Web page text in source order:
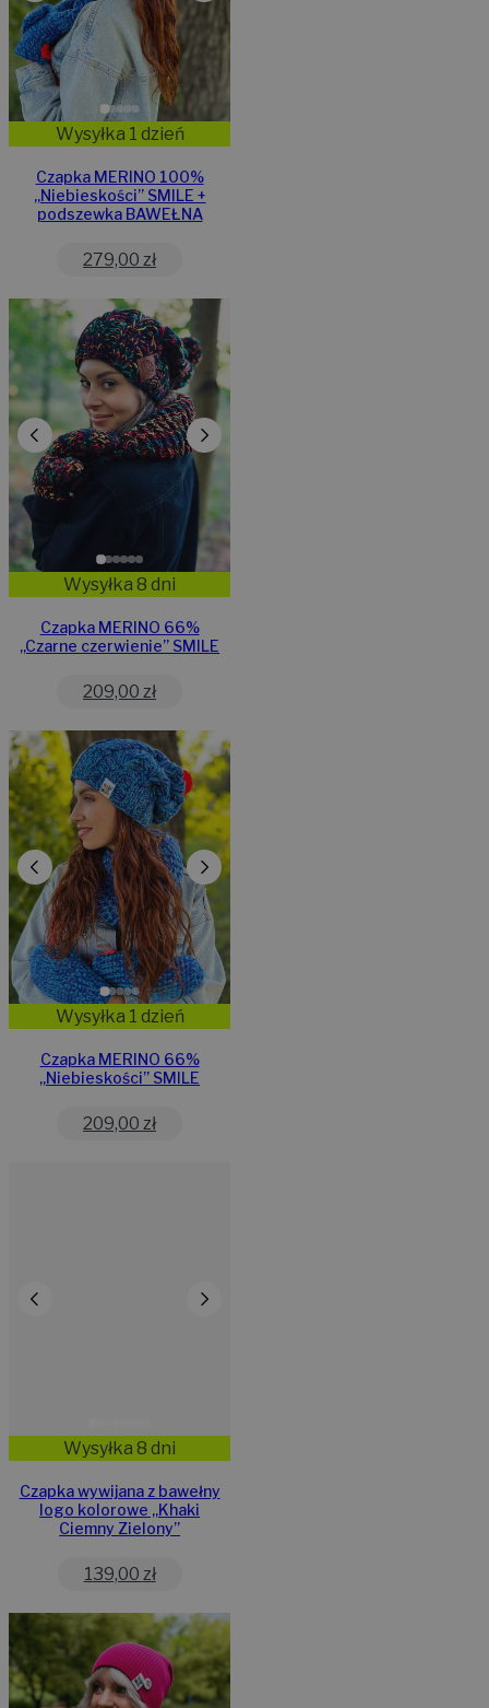
Wysyłka 1 dzień
Czapka MERINO 100%
,,Niebieskości” SMILE +
podszewka BAWEŁNA
279,00 zł
Wysyłka 8 dni
Czapka MERINO 66%
,,Czarne czerwienie” SMILE
209,00 zł
Wysyłka 1 dzień
Czapka MERINO 66%
,,Niebieskości” SMILE
209,00 zł
Wysyłka 8 dni
Czapka wywijana z bawełny
logo kolorowe „Khaki
Ciemny Zielony”
139,00 zł